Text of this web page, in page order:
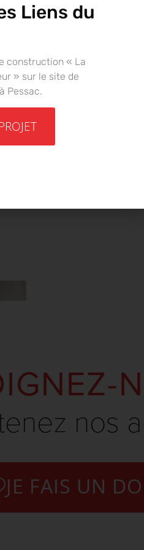
des
de nouveaux
des actions
nos
JE FAIS UN
Liens du
construction « La
» sur le site de
Pessac.